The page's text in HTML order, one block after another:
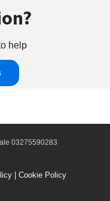
help
03275590283
| Cookie Policy